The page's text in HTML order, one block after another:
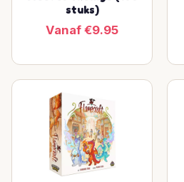
stuks)
Vanaf €9.95